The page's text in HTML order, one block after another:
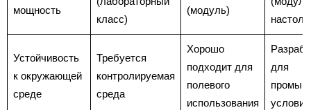
мощность
класс)
(модуль)
Устойчивость
к окружающей
среде
Требуется
контролируемая
среда
Хорошо
подходит для
полевого
использования
для
условий